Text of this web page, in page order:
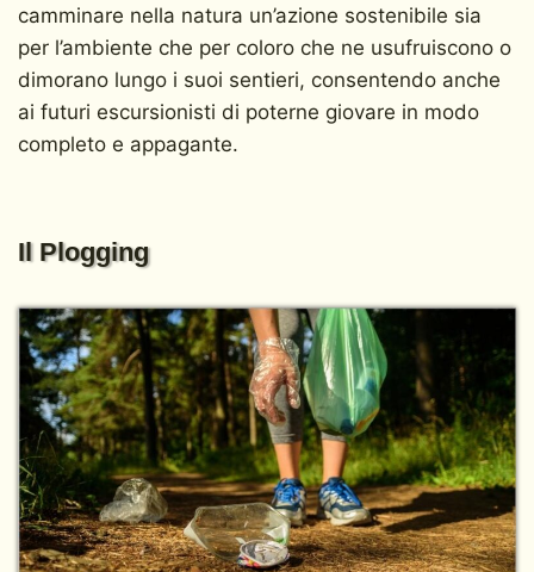
camminare nella natura un’azione sostenibile sia
per l’ambiente che per coloro che ne usufruiscono o
dimorano lungo i suoi sentieri, consentendo anche
ai futuri escursionisti di poterne giovare in modo
completo e appagante.
Il Plogging